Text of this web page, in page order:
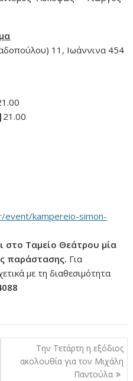
11, Ιωάννινα 454
| 21.00
kampereio-simon-
στο Ταμείο Θεάτρου μία
παράστασης. Για
με τη διαθεσιμότητα
Την Τετάρτη η εξόδιος
ακολουθία για τον Μιχάλη
Παντούλα